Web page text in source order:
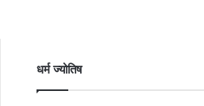
धर्म ज्योतिष